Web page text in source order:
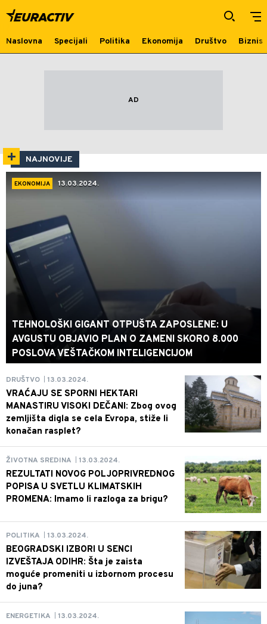
Beograd
Naslovna Specijali Politika Ekonomija Društvo Biznis
NAJNOVIJE
EKONOMIJA 13.03.2024.
TEHNOLOŠKI GIGANT OTPUŠTA ZAPOSLENE: U
AVGUSTU OBJAVIO PLAN O ZAMENI SKORO 8.000
POSLOVA VEŠTAČKOM INTELIGENCIJOM
DRUŠTVO 13.03.2024.
VRAĆAJU SE SPORNI HEKTARI
MANASTIRU VISOKI DEČANI: Zbog ovog
zemljišta digla se cela Evropa, stiže li
konačan rasplet?
ŽIVOTNA SREDINA 13.03.2024.
REZULTATI NOVOG POLJOPRIVREDNOG
POPISA U SVETLU KLIMATSKIH
PROMENA: Imamo li razloga za brigu?
POLITIKA 13.03.2024.
BEOGRADSKI IZBORI U SENCI
IZVEŠTAJA ODIHR: Šta je zaista
moguće promeniti u izbornom procesu
do juna?
ENERGETIKA 13.03.2024.